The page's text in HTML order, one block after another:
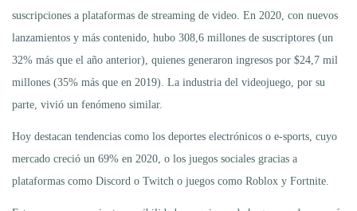
suscripciones a plataformas de streaming de video. En 2020, con nuevos
lanzamientos y más contenido, hubo 308,6 millones de suscriptores (un
32% más que el año anterior), quienes generaron ingresos por $24,7 mil
millones (35% más que en 2019). La industria del videojuego, por su
parte, vivió un fenómeno similar.
Hoy destacan tendencias como los deportes electrónicos o e-sports, cuyo
mercado creció un 69% en 2020, o los juegos sociales gracias a
plataformas como Discord o Twitch o juegos como Roblox y Fortnite.